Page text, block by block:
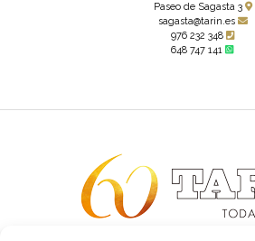
Paseo de Sagasta 3
sagasta@tarin.es
976 232 348
648 747 141